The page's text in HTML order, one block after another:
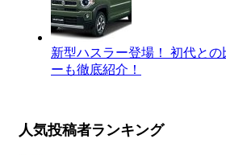
新型ハスラー登場！ 初代と
ーも徹底紹介！
人気投稿者ランキング